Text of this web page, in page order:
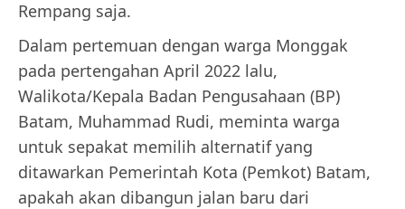
Rempang saja.
Dalam pertemuan dengan warga Monggak
pada pertengahan April 2022 lalu,
Walikota/Kepala Badan Pengusahaan (BP)
Batam, Muhammad Rudi, meminta warga
untuk sepakat memilih alternatif yang
ditawarkan Pemerintah Kota (Pemkot) Batam,
apakah akan dibangun jalan baru dari